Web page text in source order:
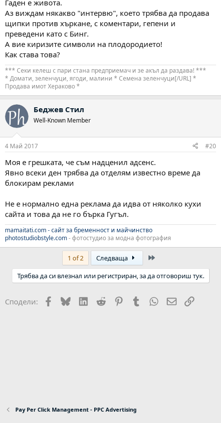
Гаден е живота.
Аз виждам някакво "интервю", което трябва да продава
щипки против хъркане, с коментари, гепени и
преведени като с Бинг.
А вие киризите символи на плодородието!
Как става това?
*** Секи келеш с пари стана предприемач и зе акъл да раздава! ***
* Домати, зеленчуци, ягоди, малини * Семена зеленчуци[/URL] *
Продава имот Хераково *
Беджев Стил
Well-Known Member
4 Май 2017 #20
Моя е грешката, че съм надценил адсенс.
Явно всеки ден трябва да отделям известно време да
блокирам реклами
Не е нормално една реклама да идва от няколко кухи
сайта и това да не го бърка Гугъл.
mamaitati.com - сайт за бременност и майчинство
photostudiobstyle.com- фотостудио за модна фотография
1 of 2 Следваща
Трябва да си влезнал или регистриран, за да отговориш тук.
Сподели: Facebook
BlueskyLinkedIn
Reddit PinterestTumblr WhatsApp
EmailLink
Pay Per Click Management - PPC Advertising